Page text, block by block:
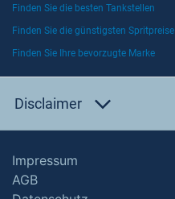
Finden Sie die besten Tankstellen
Finden Sie die günstigsten Spritpreise
Finden Sie Ihre bevorzugte Marke
Disclaimer
Impressum
AGB